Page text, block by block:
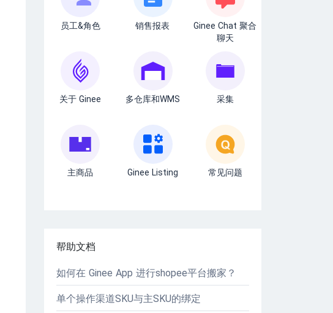
员工&角色 销售报表
Ginee Chat 聚合
聊天
关于 Ginee 多仓库和WMS 采集
主商品 Ginee Listing 常见问题
帮助文档
如何在 Ginee App 进行shopee平台搬家？
单个操作渠道SKU与主SKU的绑定